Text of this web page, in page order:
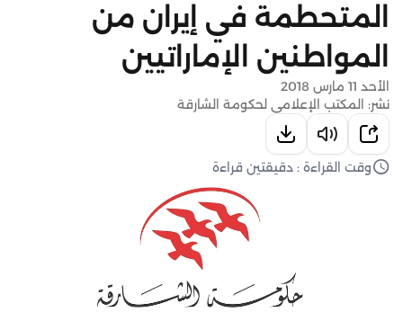
المتحطمة في إيران من
المواطنين الإماراتيين
الأحد 11 مارس 2018
نشر: المكتب الإعلامي لحكومة الشارقة
وقت القراءة : دقيقتين قراءة